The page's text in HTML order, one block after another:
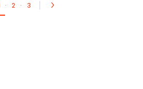
· 2 · 3